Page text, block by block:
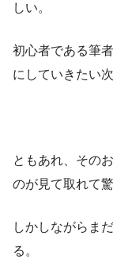
しい。
初心者である筆
にしていきたい
ともあれ、その
のが見て取れて
しかしながらま
る。